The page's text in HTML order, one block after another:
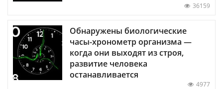
36159
Обнаружены биологические
часы-хронометр организма —
когда они выходят из строя,
развитие человека
останавливается
4977